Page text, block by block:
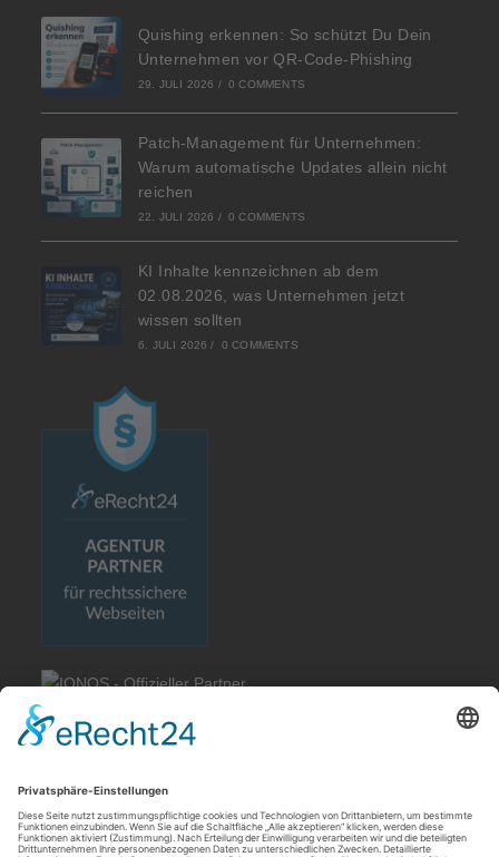
Quishing erkennen: So schützt Du Dein
Unternehmen vor QR-Code-Phishing
29. JULI 2026 / 0 COMMENTS
Patch-Management für Unternehmen:
Warum automatische Updates allein nicht
reichen
22. JULI 2026 / 0 COMMENTS
KI Inhalte kennzeichnen ab dem
02.08.2026, was Unternehmen jetzt
wissen sollten
6. JULI 2026 / 0 COMMENTS
Rechtliches
Allgemeine Geschäftsbedingungen
Impressum